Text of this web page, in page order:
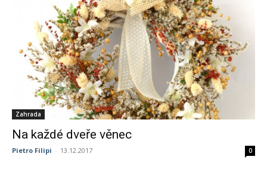
Zahrada
Na každé dveře věnec
Pietro Filipi - 13.12.2017 0